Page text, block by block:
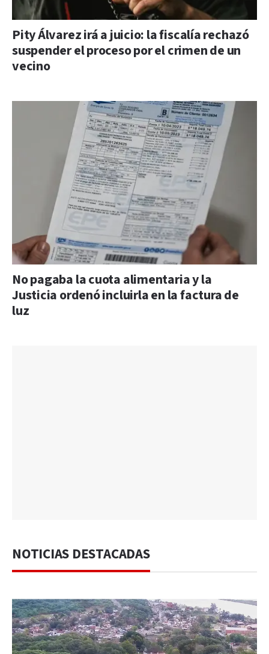
Pity Álvarez irá a juicio: la fiscalía rechazó
suspender el proceso por el crimen de un
vecino
No pagaba la cuota alimentaria y la
Justicia ordenó incluirla en la factura de
luz
NOTICIAS DESTACADAS